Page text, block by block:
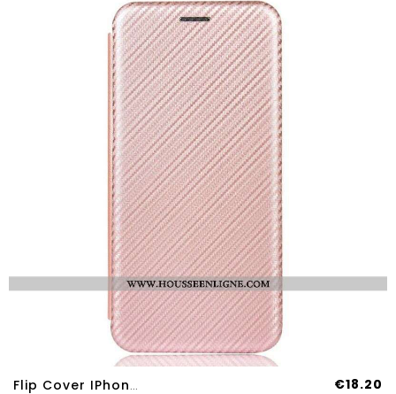
Flip Cover IPhone 13 Pro Max Fibre Carbone €18.20